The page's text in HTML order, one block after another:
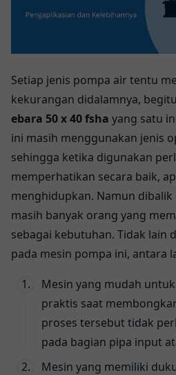
Setiap jenis pompa air tentu
kekurangan didalamnya,
ebara 50 x 40 fsha yang satu
ini masih menggunakan jenis
sehingga ketika digunakan
memperhatikan secara baik,
menghidupkan. Namun
masih banyak orang yang
sebagai kebutuhan. Tidak lain
pada mesin pompa ini, antara
Mesin yang mudah
praktis saat
proses tersebut tidak
pada bagian pipa input
Mesin yang memiliki